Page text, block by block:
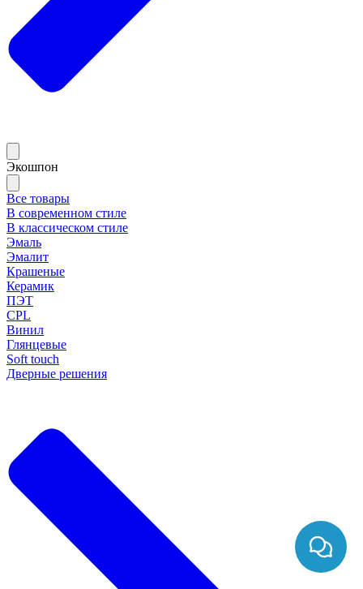
Экошпон
Все товары
В современном стиле
В классическом стиле
Эмаль
Эмалит
Крашеные
Керамик
ПЭТ
CPL
Винил
Глянцевые
Soft touch
Дверные решения